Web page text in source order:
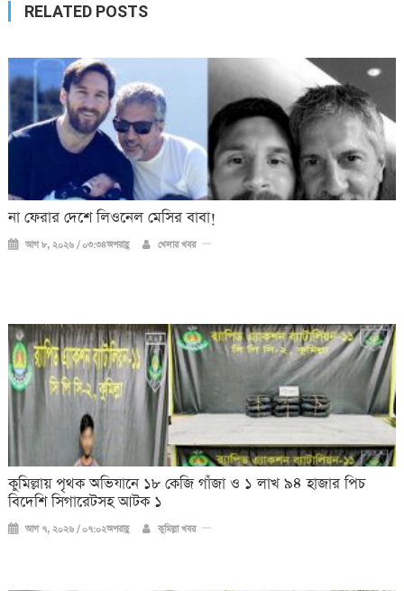
RELATED POSTS
না ফেরার দেশে লিওনেল মেসির বাবা!
আগ ৮, ২০২৬ / ০৩:৩৪অপরাহ্ণ খেলার খবর
কুমিল্লায় পৃথক অভিযানে ১৮ কেজি গাঁজা ও ১ লাখ ৯৪ হাজার পিচ
বিদেশি সিগারেটসহ আটক ১
আগ ৭, ২০২৬ / ০৭:০২অপরাহ্ণ কুমিল্লা খবর